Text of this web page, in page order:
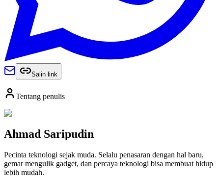
Salin link
Tentang penulis
Ahmad Saripudin
Pecinta teknologi sejak muda. Selalu penasaran dengan hal baru,
gemar mengulik gadget, dan percaya teknologi bisa membuat hidup
lebih mudah.